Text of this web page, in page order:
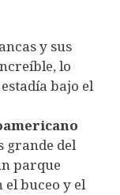
y sus
lo
bajo el
grande del
parque
buceo y el